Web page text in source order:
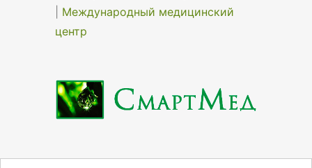
Международный медицинский
центр